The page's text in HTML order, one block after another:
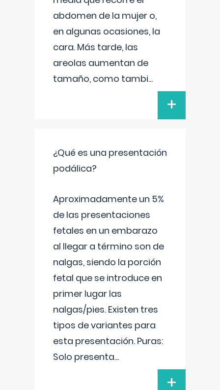
abdomen de la mujer o,
en algunas ocasiones, la
cara. Más tarde, las
areolas aumentan de
tamaño, como tambi...
+
¿Qué es una presentación
podálica?
Aproximadamente un 5%
de las presentaciones
fetales en un embarazo
al llegar a término son de
nalgas, siendo la porción
fetal que se introduce en
primer lugar las
nalgas/pies. Existen tres
tipos de variantes para
esta presentación. Puras:
Solo presenta...
+